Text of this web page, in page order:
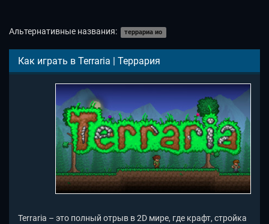
Альтернативные названия: террариа ио
Как играть в Terraria | Террария
Terraria – это полный отрыв в 2D мире, где крафт, стройка